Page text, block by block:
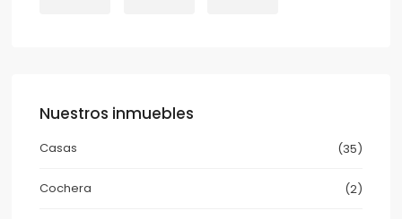
Nuestros inmuebles
Casas (35)
Cochera (2)